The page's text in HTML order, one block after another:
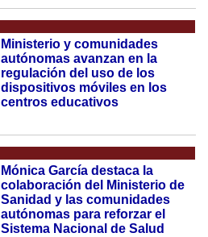
Ministerio y comunidades
autónomas avanzan en la
regulación del uso de los
dispositivos móviles en los
centros educativos
Mónica García destaca la
colaboración del Ministerio de
Sanidad y las comunidades
autónomas para reforzar el
Sistema Nacional de Salud